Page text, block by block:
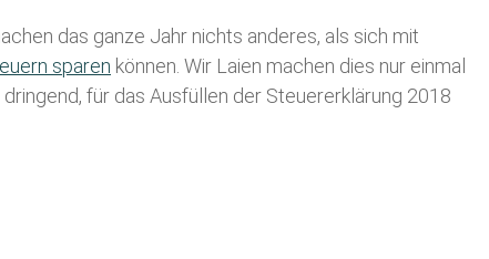
das ganze Jahr nichts anderes, als sich mit
sparen können. Wir Laien machen dies nur einmal
für das Ausfüllen der Steuererklärung 2018